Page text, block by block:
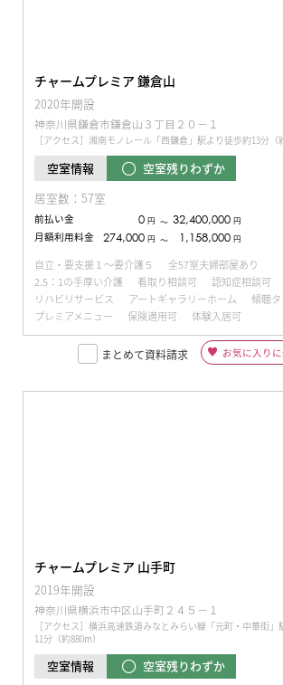
チャームプレミア 鎌倉山
2020年開設
神奈川県鎌倉市鎌倉山３丁目２０−１
［アクセス］湘南モノレール「西鎌倉」駅より徒歩約13分（
空室情報
空室残りわずか
居室数：57室
前払い金 0 円 〜 32,400,000 円
月額利用料金 274,000 円 〜 1,158,000 円
自立・要支援１～要介護５
全57室夫婦部屋あり
2.5：1の手厚い介護
看取り相談可
認知症相談可
リハビリサービス
アートギャラリーホーム
傾聴
プレミアメニュー
保険適用可 体験入居可
まとめて資料請求 お気に入り
チャームプレミア 山手町
2019年開設
神奈川県横浜市中区山手町２４５−１
［アクセス］横浜高速鉄道みなとみらい線「元町・中華街
11分（約880m）
空室情報
空室残りわずか